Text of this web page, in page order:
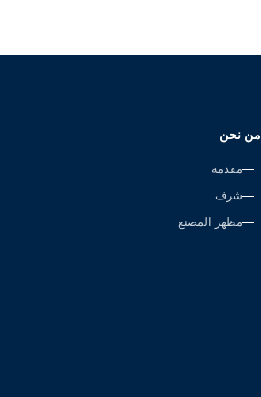
من نحن
مقدمة
شرف
مظهر المصنع